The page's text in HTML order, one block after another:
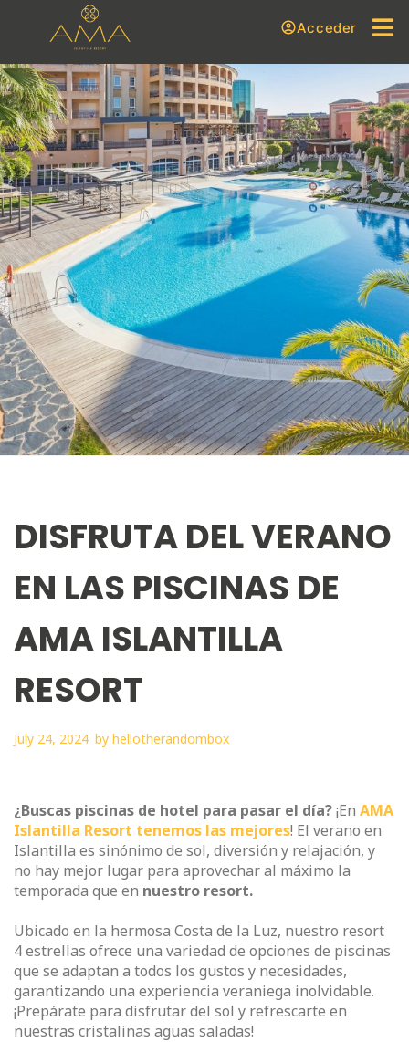
Acceder
DISFRUTA DEL VERANO
EN LAS PISCINAS DE
AMA ISLANTILLA
RESORT
July 24, 2024 by hellotherandombox
¿Buscas piscinas de hotel para pasar el día?¡En AMA
Islantilla Resort tenemos las mejores! El verano en
Islantilla es sinónimo de sol, diversión y relajación, y
no hay mejor lugar para aprovechar al máximo la
temporada que en nuestro resort.
Ubicado en la hermosa Costa de la Luz, nuestro resort
4 estrellas ofrece una variedad de opciones de piscinas
que se adaptan a todos los gustos y necesidades,
garantizando una experiencia veraniega inolvidable.
¡Prepárate para disfrutar del sol y refrescarte en
nuestras cristalinas aguas saladas!